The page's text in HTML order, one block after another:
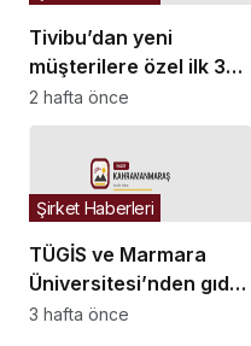
Tivibu’dan yeni
müşterilere özel ilk 3
ay ücretsiz eğlence
paketi
2 hafta önce
TÜGİS ve Marmara
Üniversitesi’nden gıda
sanayisinde Ar-Ge iş
Şirket Haberleri
3 hafta önce